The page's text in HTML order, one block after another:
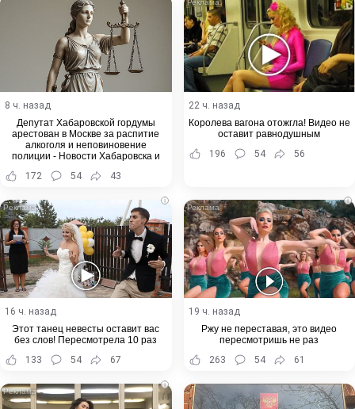
8 ч. назад
Депутат Хабаровской гордумы
арестован в Москве за распитие
алкоголя и неповиновение
полиции - Новости Хабаровска и
172 54 43
22 ч. назад
Королева вагона отожгла! Видео не
оставит равнодушным
196
54 56
i
16 ч. назад
Этот танец невесты оставит вас
без слов! Пересмотрела 10 раз
133
54 67
i
19 ч. назад
Ржу не переставая, это видео
пересмотришь не раз
263
54 61
i